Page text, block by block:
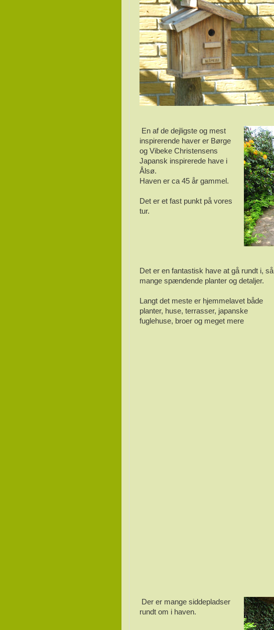
En af de dejligste og mest
inspirerende haver er Børge
og Vibeke Christensens
Japansk inspirerede have i
Ålsø.
Haven er ca 45 år gammel.
Det er et fast punkt på vores
tur.
Det er en fantastisk have at gå rundt i, så
mange spændende planter og detaljer.
Langt det meste er hjemmelavet både
planter, huse, terrasser, japanske
fuglehuse, broer og meget mere
Der er mange siddepladser
rundt om i haven.